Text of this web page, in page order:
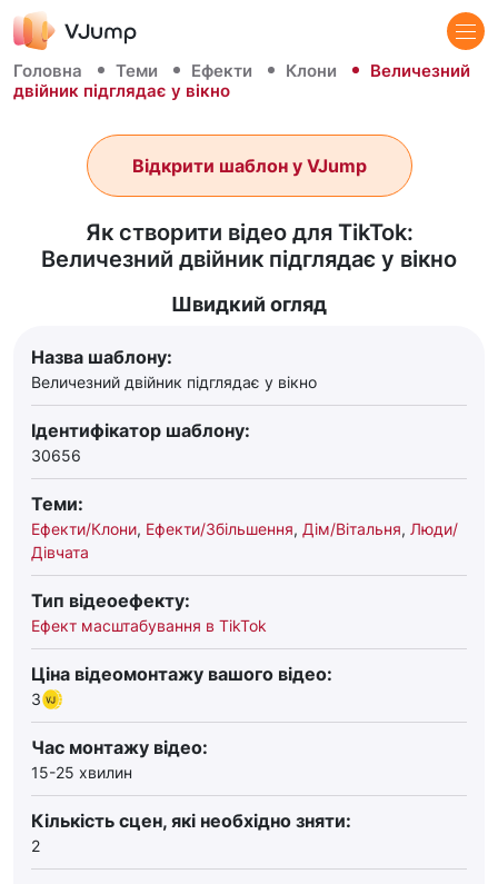
Головна Теми Ефекти Клони
Величезний
двійник підглядає у вікно
Як створити відео для TikTok:
Величезний двійник підглядає у вікно
Відкрити шаблон у VJump
Швидкий огляд
Назва шаблону:
Величезний двійник підглядає у вікно
Ідентифікатор шаблону:
30656
Теми:
Ефекти/Клони, Ефекти/Збільшення, Дім/Вітальня, Люди/
Дівчата
Тип відеоефекту:
Ефект масштабування в TikTok
Ціна відеомонтажу вашого відео:
3
Час монтажу відео:
15-25 хвилин
Кількість сцен, які необхідно зняти:
2